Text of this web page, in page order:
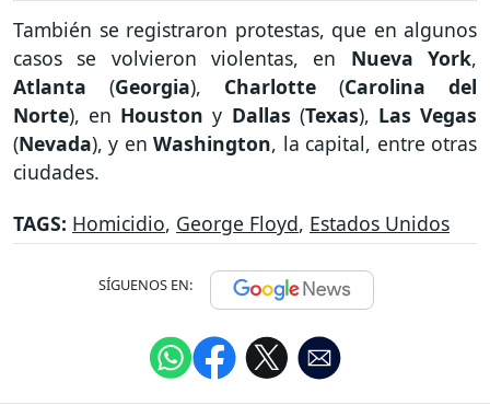
También se registraron protestas, que en algunos
casos se volvieron violentas, en
Nueva York,
Atlanta (Georgia), Charlotte (Carolina del
Norte), en Houstony Dallas (Texas), Las Vegas
(Nevada), y enWashington, la capital, entre otras
ciudades.
TAGS: Homicidio, George Floyd, Estados Unidos
SÍGUENOS EN: